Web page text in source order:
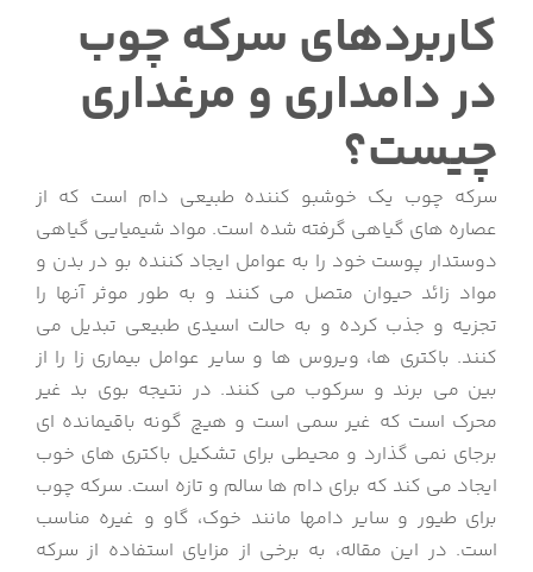
کاربردهای سرکه چوب
در دامداری و مرغداری
چیست؟
سرکه چوب یک خوشبو کننده طبیعی دام است که از
عصاره های گیاهی گرفته شده است. مواد شیمیایی گیاهی
دوستدار پوست خود را به عوامل ایجاد کننده بو در بدن و
مواد زائد حیوان متصل می کنند و به طور موثر آنها را
تجزیه و جذب کرده و به حالت اسیدی طبیعی تبدیل می
کنند. باکتری ها، ویروس ها و سایر عوامل بیماری زا را از
بین می برند و سرکوب می کنند. در نتیجه بوی بد غیر
محرک است که غیر سمی است و هیچ گونه باقیمانده ای
برجای نمی گذارد و محیطی برای تشکیل باکتری های خوب
ایجاد می کند که برای دام ها سالم و تازه است. سرکه چوب
برای طیور و سایر دامها مانند خوک، گاو و غیره مناسب
است. در این مقاله، به برخی از مزایای استفاده از سرکه